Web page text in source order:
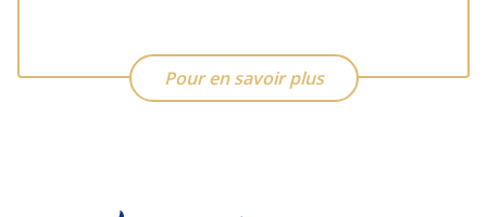
Pour en savoir plus